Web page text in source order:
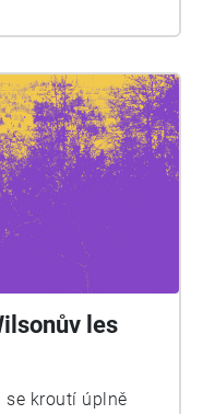
z reálného
– involuce.
proces,
Oltář tak
mění se v proces,
roste.
odděleně –
a druhý
želé
své tělo do
les
se kroutí úplně